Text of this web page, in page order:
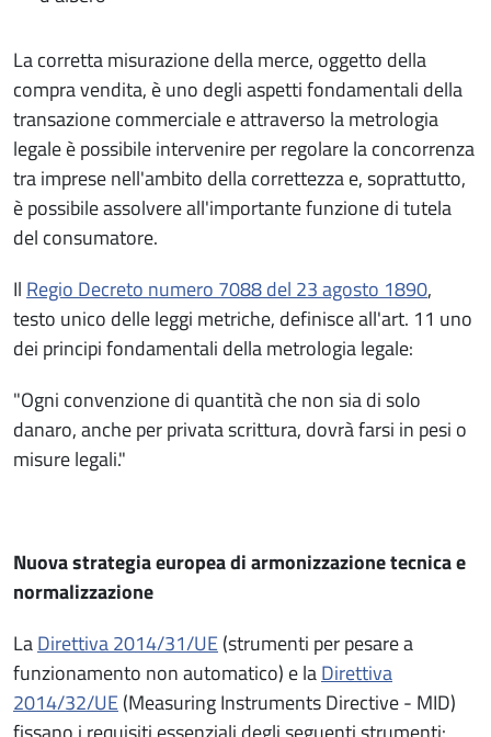
La corretta misurazione della merce, oggetto della
compra vendita, è uno degli aspetti fondamentali della
transazione commerciale e attraverso la metrologia
legale è possibile intervenire per regolare la concorrenza
tra imprese nell'ambito della correttezza e, soprattutto,
è possibile assolvere all'importante funzione di tutela
del consumatore.
Il Regio Decreto numero 7088 del 23 agosto 1890,
testo unico delle leggi metriche, definisce all'art. 11 uno
dei principi fondamentali della metrologia legale:
"Ogni convenzione di quantità che non sia di solo
danaro, anche per privata scrittura, dovrà farsi in pesi o
misure legali."
Nuova strategia europea di armonizzazione tecnica e
normalizzazione
LaDirettiva 2014/31/UE (strumenti per pesare a
funzionamento non automatico) e laDirettiva
2014/32/UE (Measuring Instruments Directive - MID)